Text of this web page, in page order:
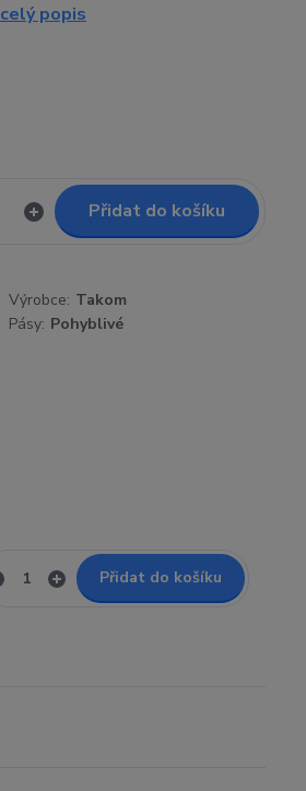
celý popis
Přidat do košíku
Výrobce: Takom
Pásy: Pohyblivé
Přidat do košíku